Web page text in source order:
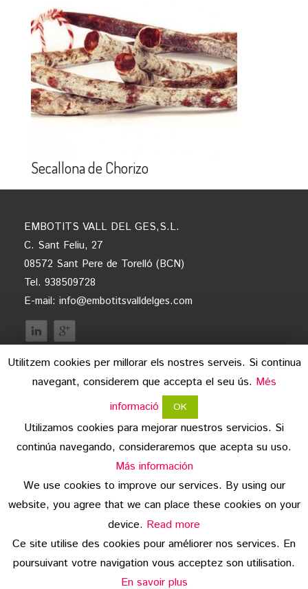
Secallona de Chorizo
EMBOTITS VALL DEL GES,S.L.
C. Sant Feliu, 27
08572 Sant Pere de Torelló (BCN)
Tel. 938509728
E-mail: info@embotitsvalldelges.com
protección de datos
© 2026 Embotits Vall del Ges S.L.
Utilitzem cookies per millorar els nostres serveis. Si continua
navegant, considerem que accepta el seu ús. Més
informació
OK
Utilizamos cookies para mejorar nuestros servicios. Si
continúa navegando, consideraremos que acepta su uso.
Más información
We use cookies to improve our services. By using our
website, you agree that we can place these cookies on your
device. Read more
Ce site utilise des cookies pour améliorer nos services. En
poursuivant votre navigation vous acceptez son utilisation.
En savoir plus